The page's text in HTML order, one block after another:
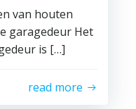
van houten
garagedeur Het
is […]
read more